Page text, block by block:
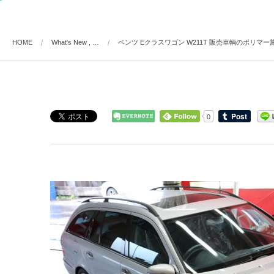
HOME What's New , … ベンツ Eクラスワゴン W211T 販売車輌のポリマー
0